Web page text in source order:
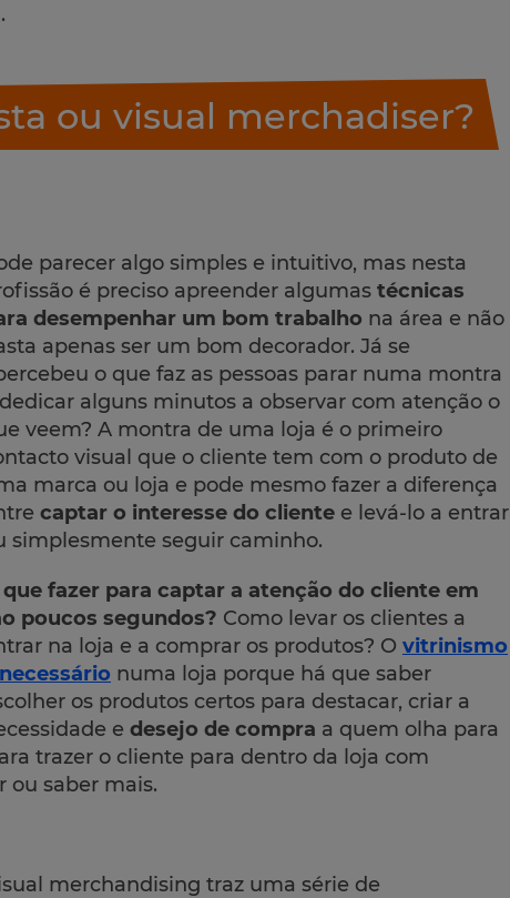
.
ou visual merchadiser?
parecer algo simples e intuitivo, mas nesta
é preciso apreender algumas técnicas
desempenhar um bom trabalho na área e não
apenas ser um bom decorador. Já se
o que faz as pessoas parar numa montra
alguns minutos a observar com atenção o
veem? A montra de uma loja é o primeiro
visual que o cliente tem com o produto de
marca ou loja e pode mesmo fazer a diferença
captar o interesse do cliente e levá-lo a entrar
simplesmente seguir caminho.
que fazer para captar a atenção do cliente em
poucos segundos? Como levar os clientes a
na loja e a comprar os produtos? O vitrinismo
numa loja porque há que saber
os produtos certos para destacar, criar a
e desejo de compra a quem olha para
trazer o cliente para dentro da loja com
ou saber mais.
merchandising traz uma série de